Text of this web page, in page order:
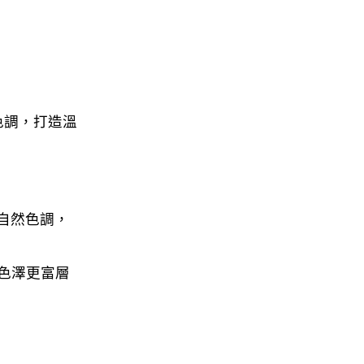
，打造溫
然色調，
澤更富層